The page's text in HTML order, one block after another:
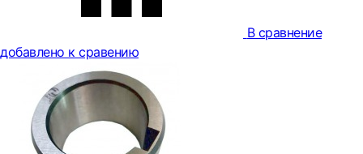
В сравнение
добавлено к сравению